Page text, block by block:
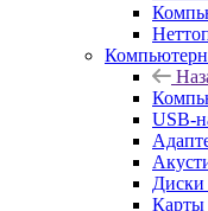
USB-
Карты